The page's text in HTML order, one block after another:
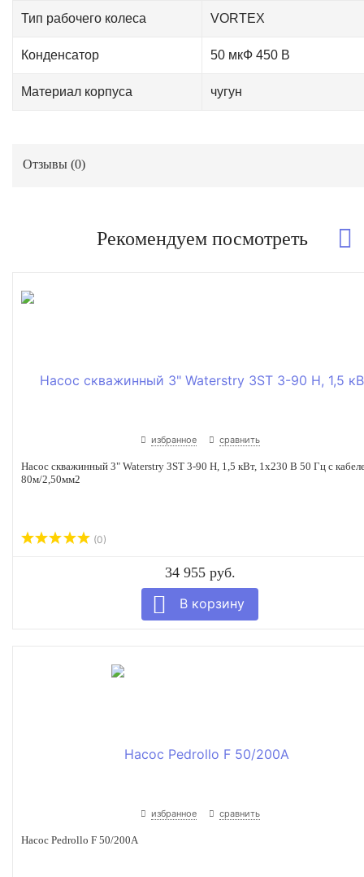
Тип рабочего колеса VORTEX
Конденсатор 50 мкФ 450 В
Материал корпуса чугун
Отзывы (0)
Рекомендуем посмотреть
избранное сравнить
Насос скважинный 3" Waterstry 3ST 3-90 Н, 1,5 кВт, 1х230 В 50 Гц с
80м/2,50мм2
(0)
34 955 руб.
избранное сравнить
Насос Pedrollo F 50/200A